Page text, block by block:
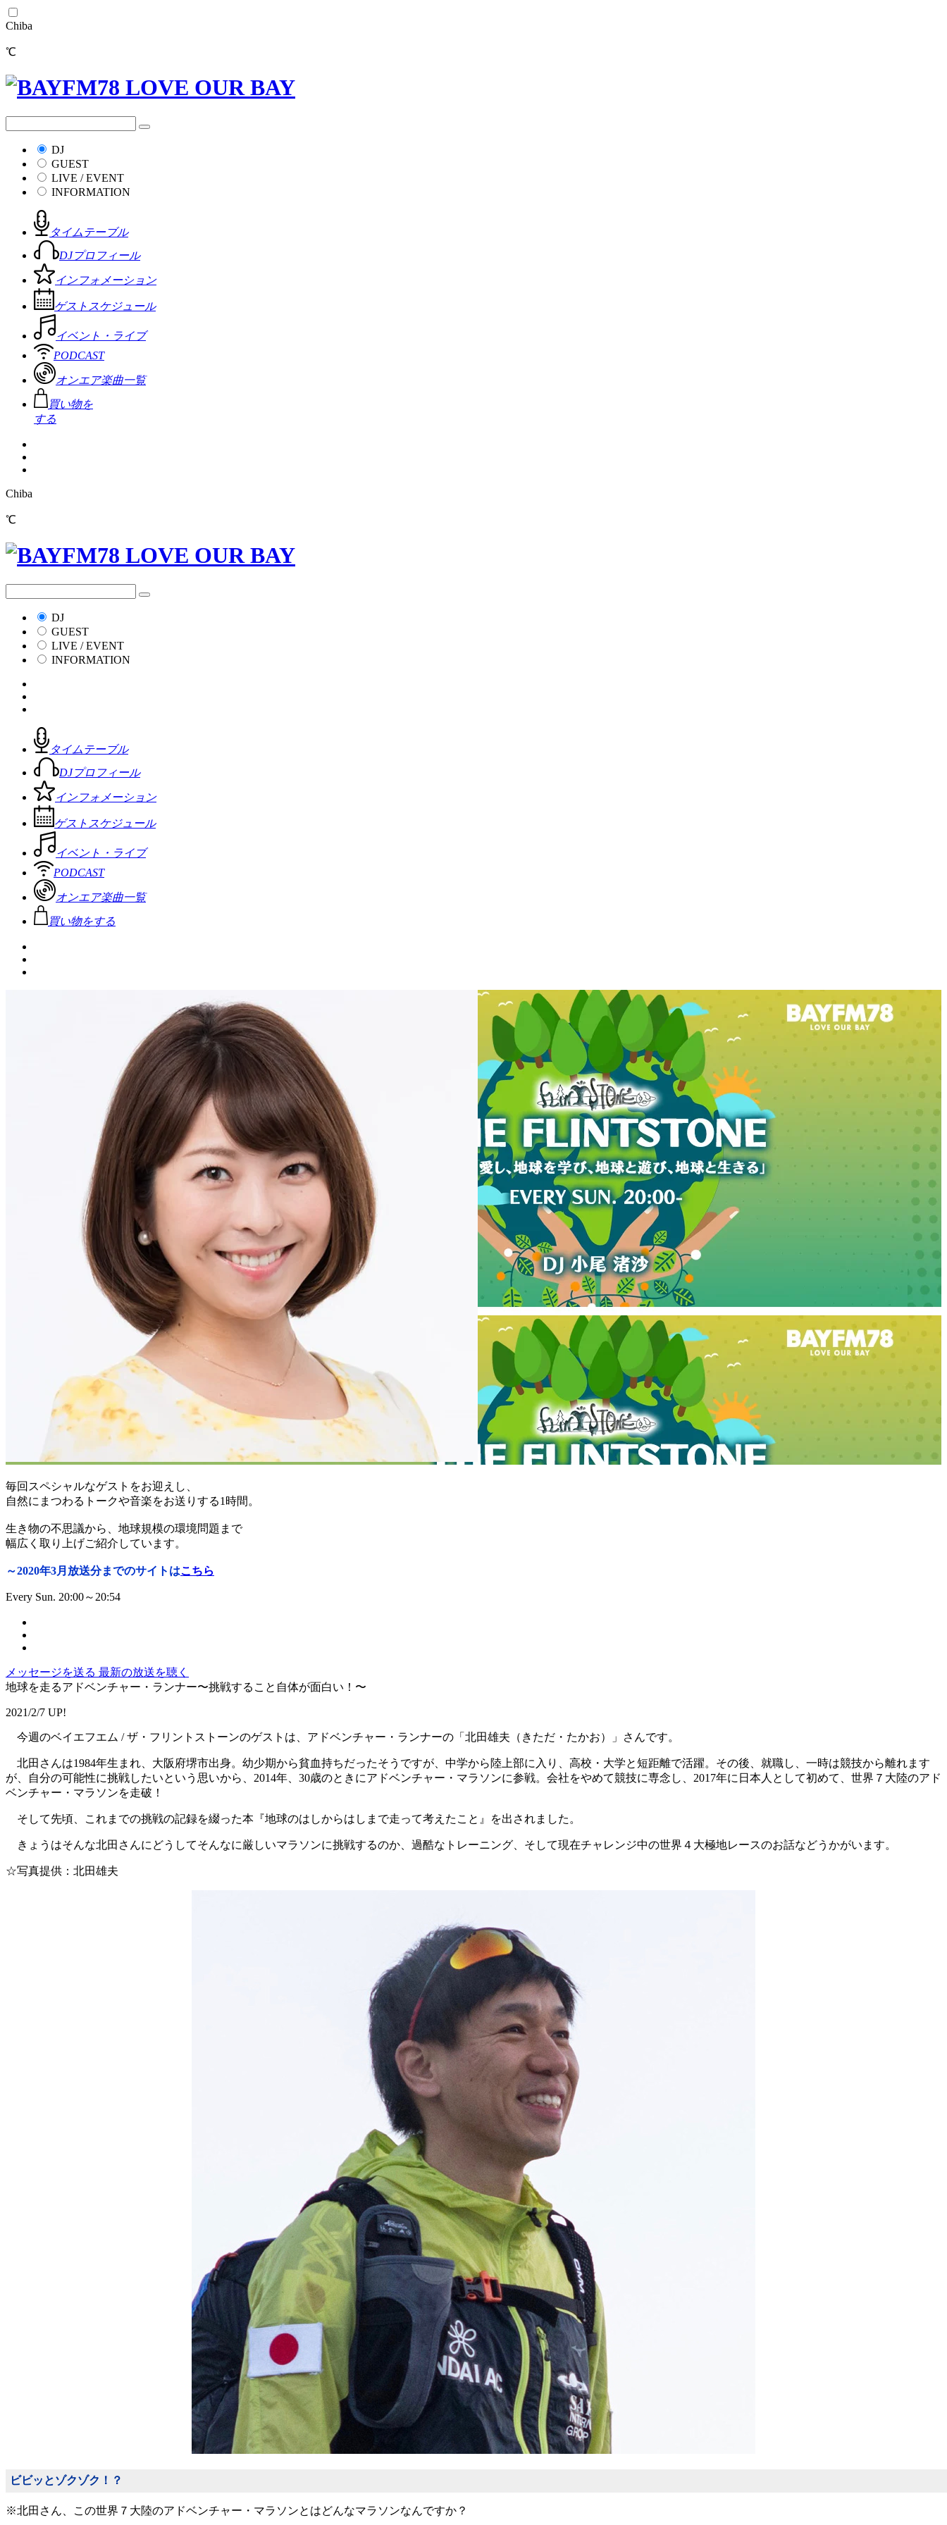
Chiba
℃
DJ
GUEST
LIVE / EVENT
INFORMATION
タイムテーブル
DJプロフィール
インフォメーション
ゲストスケジュール
イベント・ライブ
PODCAST
オンエア楽曲一覧
買い物を
する
Chiba
℃
DJ
GUEST
LIVE / EVENT
INFORMATION
タイムテーブル
DJプロフィール
インフォメーション
ゲストスケジュール
イベント・ライブ
PODCAST
オンエア楽曲一覧
買い物をする
毎回スペシャルなゲストをお迎えし、
自然にまつわるトークや音楽をお送りする1時間。
生き物の不思議から、地球規模の環境問題まで
幅広く取り上げご紹介しています。
～2020年3月放送分までのサイトはこちら
Every Sun. 20:00～20:54
メッセージを送る 最新の放送を聴く
地球を走るアドベンチャー・ランナー〜挑戦すること自体が面白い！〜
2021/2/7 UP!
今週のベイエフエム / ザ・フリントストーンのゲストは、アドベンチャー・ランナーの「北田雄夫（きただ・たかお）」さんです。
北田さんは1984年生まれ、大阪府堺市出身。幼少期から貧血持ちだったそうですが、中学から陸上部に入り、高校・大学と短距離で活躍。その後、就職し、一時は競技から離れます
が、自分の可能性に挑戦したいという思いから、2014年、30歳のときにアドベンチャー・マラソンに参戦。会社をやめて競技に専念し、2017年に日本人として初めて、世界７大陸のアド
ベンチャー・マラソンを走破！
そして先頃、これまでの挑戦の記録を綴った本『地球のはしからはしまで走って考えたこと』を出されました。
きょうはそんな北田さんにどうしてそんなに厳しいマラソンに挑戦するのか、過酷なトレーニング、そして現在チャレンジ中の世界４大極地レースのお話などうかがいます。
☆写真提供：北田雄夫
ビビッとゾクゾク！？
※北田さん、この世界７大陸のアドベンチャー・マラソンとはどんなマラソンなんですか？